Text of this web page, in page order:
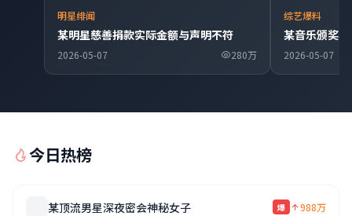
明星绯闻
某明星慈善捐款实际金额与声明不符
2026-05-07 280万
综艺爆料
某音乐颁奖
2026-05-07
今日热榜
某顶流男星深夜密会神秘女子 爆 988万